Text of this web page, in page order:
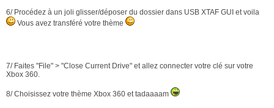
6/ Procédez à un joli glisser/déposer du dossier dans USB XTAF GUI et voila
Vous avez transféré votre thème
7/ Faites "File" > "Close Current Drive" et allez connecter votre clé sur votre
Xbox 360.
8/ Choisissez votre thème Xbox 360 et tadaaaam